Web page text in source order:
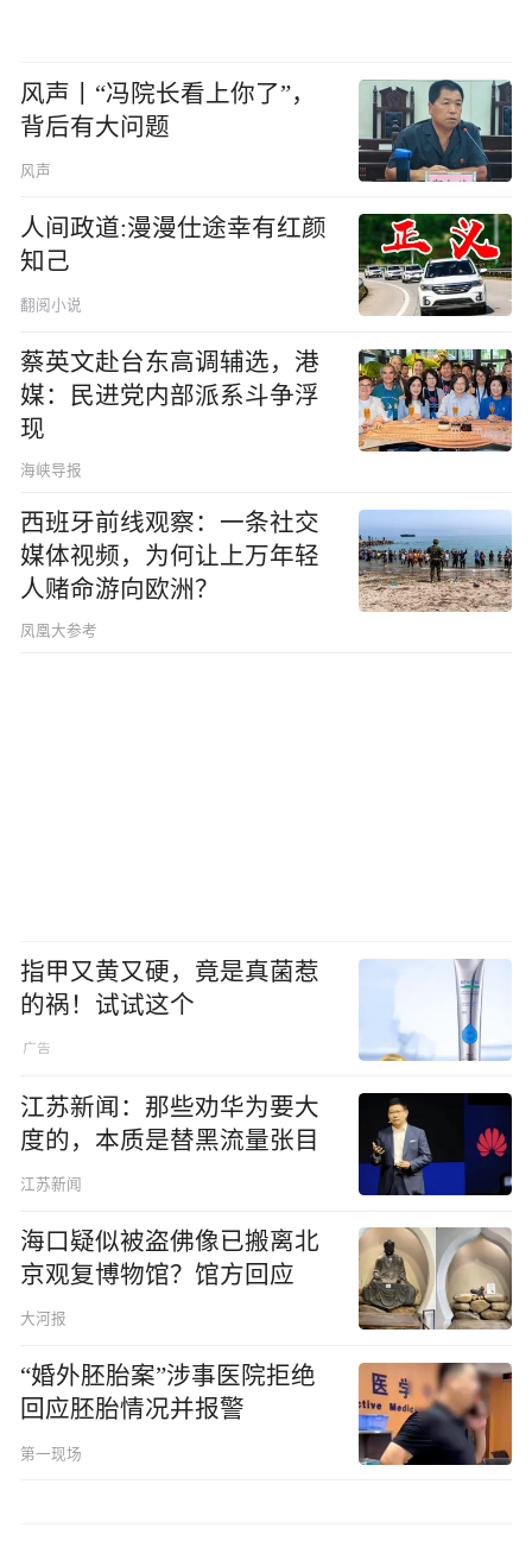
风声丨“冯院长看上你了”，
背后有大问题
风声
人间政道:漫漫仕途幸有红颜
知己
翻阅小说
蔡英文赴台东高调辅选，港
媒：民进党内部派系斗争浮
现
海峡导报
西班牙前线观察：一条社交
媒体视频，为何让上万年轻
人赌命游向欧洲？
凤凰大参考
指甲又黄又硬，竟是真菌惹
的祸！试试这个
江苏新闻：那些劝华为要大
度的，本质是替黑流量张目
江苏新闻
海口疑似被盗佛像已搬离北
京观复博物馆？馆方回应
大河报
“婚外胚胎案”涉事医院拒绝
回应胚胎情况并报警
第一现场